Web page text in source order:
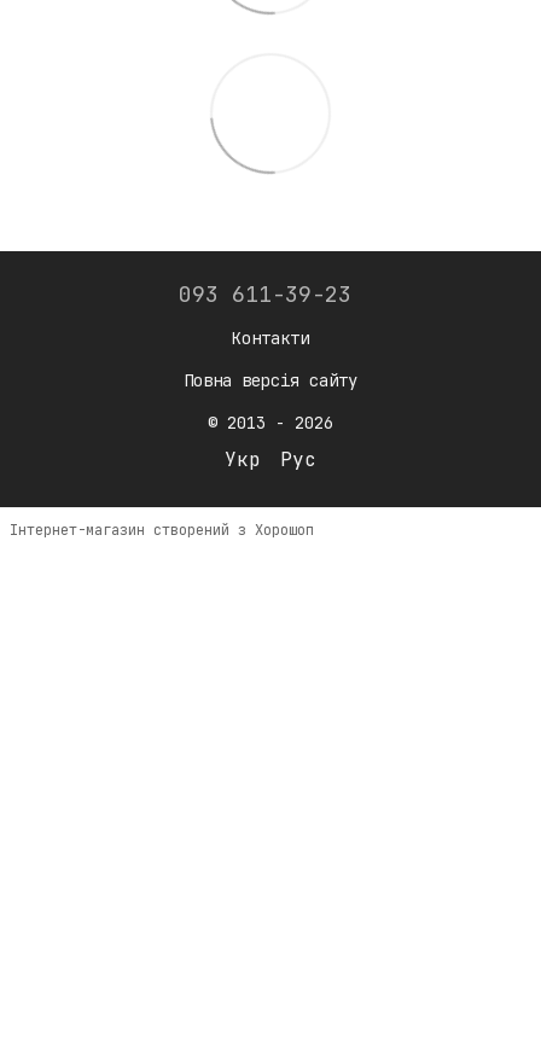
093 611-39-23
Контакти
Повна версія сайту
© 2013 - 2026
Укр Рус
Інтернет-магазин створений з Хорошоп